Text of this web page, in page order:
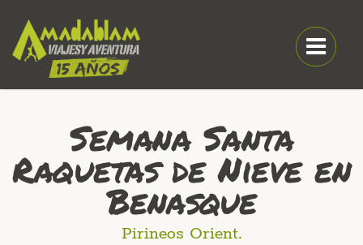
Semana Santa
Raquetas de Nieve en
Benasque
Pirineos Orient.